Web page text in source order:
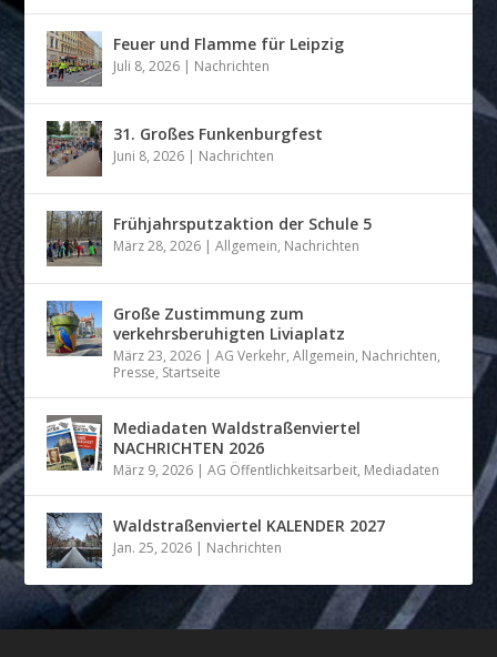
Feuer und Flamme für Leipzig
Juli 8, 2026 | Nachrichten
31. Großes Funkenburgfest
Juni 8, 2026 | Nachrichten
Frühjahrsputzaktion der Schule 5
März 28, 2026 |Allgemein, Nachrichten
Große Zustimmung zum
verkehrsberuhigten Liviaplatz
März 23, 2026 |AG Verkehr,Allgemein, Nachrichten,
Presse, Startseite
Mediadaten Waldstraßenviertel
NACHRICHTEN 2026
März 9, 2026 |AG Öffentlichkeitsarbeit, Mediadaten
Waldstraßenviertel KALENDER 2027
Jan. 25, 2026 | Nachrichten